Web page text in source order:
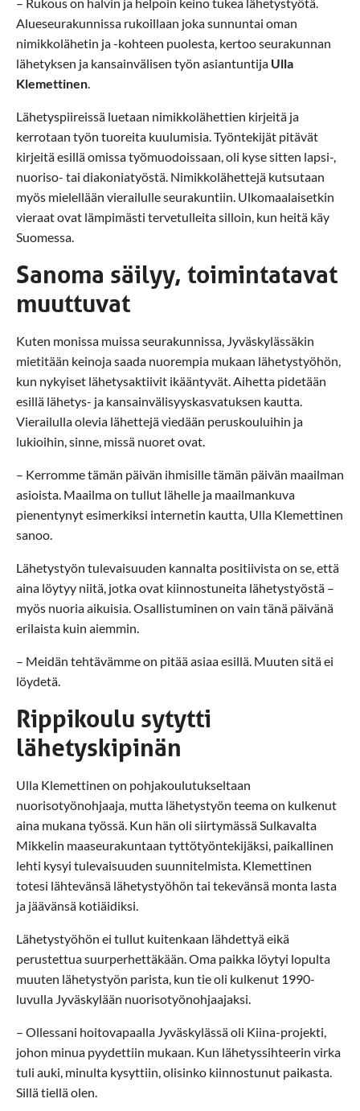
Alueseurakunnissa rukoillaan joka sunnuntai oman
nimikkolähetin ja -kohteen puolesta, kertoo seurakunnan
lähetyksen ja kansainvälisen työn asiantuntija Ulla
Klemettinen.
Lähetyspiireissä luetaan nimikkolähettien kirjeitä ja
kerrotaan työn tuoreita kuulumisia. Työntekijät pitävät
kirjeitä esillä omissa työmuodoissaan, oli kyse sitten lapsi-,
nuoriso- tai diakoniatyöstä. Nimikkolähettejä kutsutaan
myös mielellään vierailulle seurakuntiin. Ulkomaalaisetkin
vieraat ovat lämpimästi tervetulleita silloin, kun heitä käy
Suomessa.
Sanoma säilyy, toimintatavat
muuttuvat
Kuten monissa muissa seurakunnissa, Jyväskylässäkin
mietitään keinoja saada nuorempia mukaan lähetystyöhön,
kun nykyiset lähetysaktiivit ikääntyvät. Aihetta pidetään
esillä lähetys- ja kansainvälisyyskasvatuksen kautta.
Vierailulla olevia lähettejä viedään peruskouluihin ja
lukioihin, sinne, missä nuoret ovat.
– Kerromme tämän päivän ihmisille tämän päivän maailman
asioista. Maailma on tullut lähelle ja maailmankuva
pienentynyt esimerkiksi internetin kautta, Ulla Klemettinen
sanoo.
Lähetystyön tulevaisuuden kannalta positiivista on se, että
aina löytyy niitä, jotka ovat kiinnostuneita lähetystyöstä –
myös nuoria aikuisia. Osallistuminen on vain tänä päivänä
erilaista kuin aiemmin.
– Meidän tehtävämme on pitää asiaa esillä. Muuten sitä ei
löydetä.
Rippikoulu sytytti
lähetyskipinän
Ulla Klemettinen on pohjakoulutukseltaan
nuorisotyönohjaaja, mutta lähetystyön teema on kulkenut
aina mukana työssä. Kun hän oli siirtymässä Sulkavalta
Mikkelin maaseurakuntaan tyttötyöntekijäksi, paikallinen
lehti kysyi tulevaisuuden suunnitelmista. Klemettinen
totesi lähtevänsä lähetystyöhön tai tekevänsä monta lasta
ja jäävänsä kotiäidiksi.
Lähetystyöhön ei tullut kuitenkaan lähdettyä eikä
perustettua suurperhettäkään. Oma paikka löytyi lopulta
muuten lähetystyön parista, kun tie oli kulkenut 1990-
luvulla Jyväskylään nuorisotyönohjaajaksi.
– Ollessani hoitovapaalla Jyväskylässä oli Kiina-projekti,
johon minua pyydettiin mukaan. Kun lähetyssihteerin virka
tuli auki, minulta kysyttiin, olisinko kiinnostunut paikasta.
Sillä tiellä olen.